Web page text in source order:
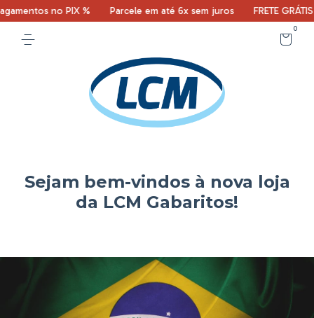
no PIX % Parcele em até 6x sem juros FRETE GRÁTIS
0
Sejam bem-vindos à nova loja
da LCM Gabaritos!